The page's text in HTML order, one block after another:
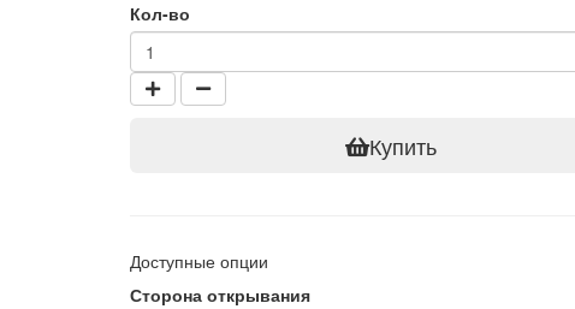
Кол-во
Купить
Доступные опции
Сторона открывания